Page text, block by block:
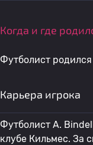
Когда и где
Футболист
Карьера игрока
Футболист A.
клубе Кильмес. За